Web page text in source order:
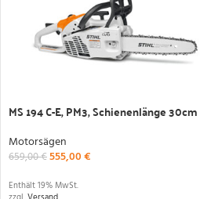
MS 194 C-E, PM3, Schienenlänge 30cm
Motorsägen
659,00€555,00€
Enthält 19% MwSt.